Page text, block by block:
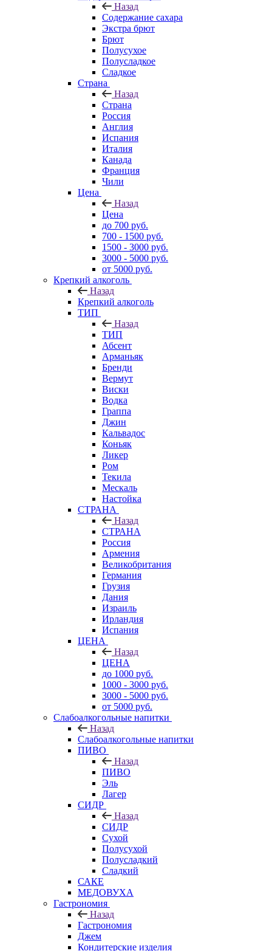
Назад
Содержание сахара
Экстра брют
Брют
Полусухое
Полусладкое
Сладкое
Страна
Назад
Страна
Россия
Англия
Испания
Италия
Канада
Франция
Чили
Цена
Назад
Цена
до 700 руб.
700 - 1500 руб.
1500 - 3000 руб.
3000 - 5000 руб.
от 5000 руб.
Крепкий алкоголь
Назад
Крепкий алкоголь
ТИП
Назад
ТИП
Абсент
Арманьяк
Бренди
Вермут
Виски
Водка
Граппа
Джин
Кальвадос
Коньяк
Ликер
Ром
Текила
Мескаль
Настойка
СТРАНА
Назад
СТРАНА
Россия
Армения
Великобритания
Германия
Грузия
Дания
Израиль
Ирландия
Испания
ЦЕНА
Назад
ЦЕНА
до 1000 руб.
1000 - 3000 руб.
3000 - 5000 руб.
от 5000 руб.
Слабоалкогольные напитки
Назад
Слабоалкогольные напитки
ПИВО
Назад
ПИВО
Эль
Лагер
СИДР
Назад
СИДР
Сухой
Полусухой
Полусладкий
Сладкий
САКЕ
МЕДОВУХА
Гастрономия
Назад
Гастрономия
Джем
Кондитерские изделия